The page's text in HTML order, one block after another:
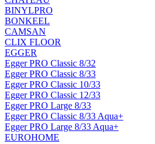
BINYLPRO
BONKEEL
CAMSAN
CLIX FLOOR
EGGER
Egger PRO Classic 8/32
Egger PRO Classic 8/33
Egger PRO Classic 10/33
Egger PRO Classic 12/33
Egger PRO Large 8/33
Egger PRO Classic 8/33 Aqua+
Egger PRO Large 8/33 Aqua+
EUROHOME